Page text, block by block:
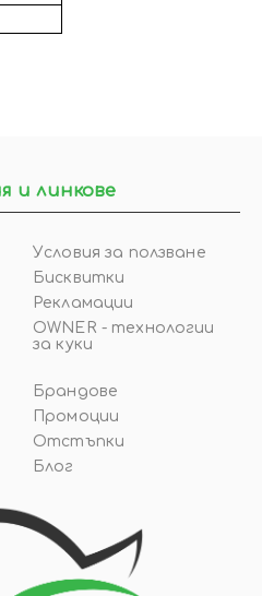
и линкове
Условия за ползване
Бисквитки
Рекламации
OWNER - технологии
за куки
Брандове
Промоции
Отстъпки
Блог